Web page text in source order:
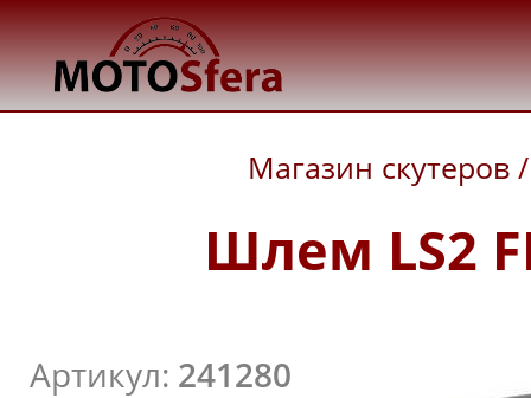
Магазин скутеров /
Шлем LS2
Артикул: 241280